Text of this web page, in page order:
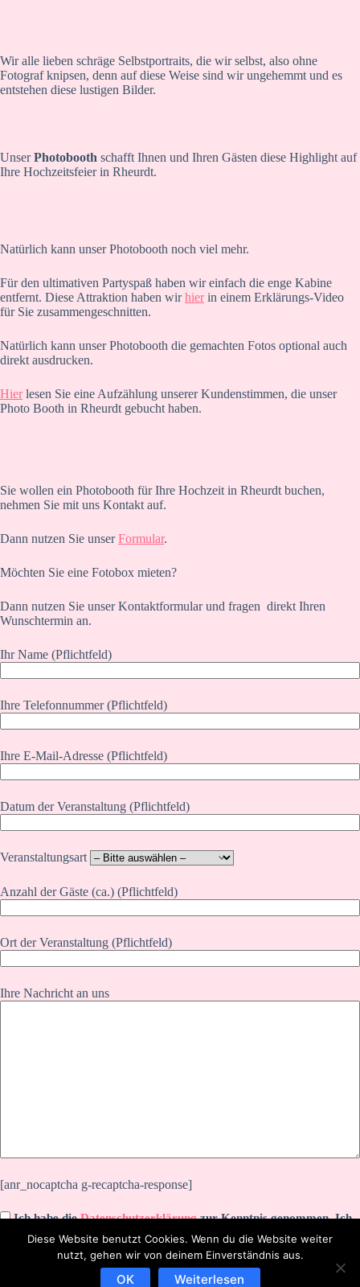
Wir alle lieben schräge Selbstportraits, die wir selbst, also ohne
Fotograf knipsen, denn auf diese Weise sind wir ungehemmt und es
entstehen diese lustigen Bilder.
UnserPhotobooth schafft Ihnen und Ihren Gästen diese Highlight auf
Ihre Hochzeitsfeier in Rheurdt.
Natürlich kann unser Photobooth noch viel mehr.
Für den ultimativen Partyspaß haben wir einfach die enge Kabine
entfernt. Diese Attraktion haben wirhierin einem Erklärungs-Video
für Sie zusammengeschnitten.
Natürlich kann unser Photobooth die gemachten Fotos optional auch
direkt ausdrucken.
Hierlesen Sie eine Aufzählung unserer Kundenstimmen, die unser
Photo Booth in Rheurdt gebucht haben.
Sie wollen ein Photobooth für Ihre Hochzeit in Rheurdt buchen,
nehmen Sie mit uns Kontakt auf.
Dann nutzen Sie unserFormular.
Möchten Sie eine Fotobox mieten?
Dann nutzen Sie unser Kontaktformular und fragen direkt Ihren
Wunschtermin an.
Ihr Name (Pflichtfeld)
Ihre Telefonnummer (Pflichtfeld)
Ihre E-Mail-Adresse (Pflichtfeld)
Datum der Veranstaltung (Pflichtfeld)
Veranstaltungsart
Anzahl der Gäste (ca.) (Pflichtfeld)
Ort der Veranstaltung (Pflichtfeld)
Ihre Nachricht an uns
[anr_nocaptcha g-recaptcha-response]
Ich habe dieDatenschutzerklärungzur Kenntnis genommen. Ich
Rückfragen dauerhaft gespeichert werden.
Diese Website benutzt Cookies. Wenn du die Website weiter
nutzt, gehen wir von deinem Einverständnis aus.
OK Weiterlesen